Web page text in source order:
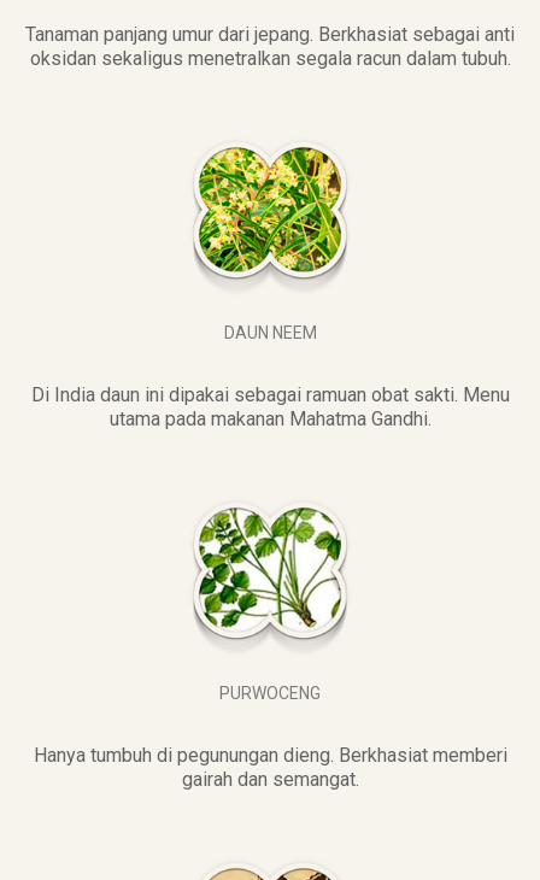
Tanaman panjang umur dari jepang. Berkhasiat sebagai anti
oksidan sekaligus menetralkan segala racun dalam tubuh.
DAUN NEEM
Di India daun ini dipakai sebagai ramuan obat sakti. Menu
utama pada makanan Mahatma Gandhi.
PURWOCENG
Hanya tumbuh di pegunungan dieng. Berkhasiat memberi
gairah dan semangat.